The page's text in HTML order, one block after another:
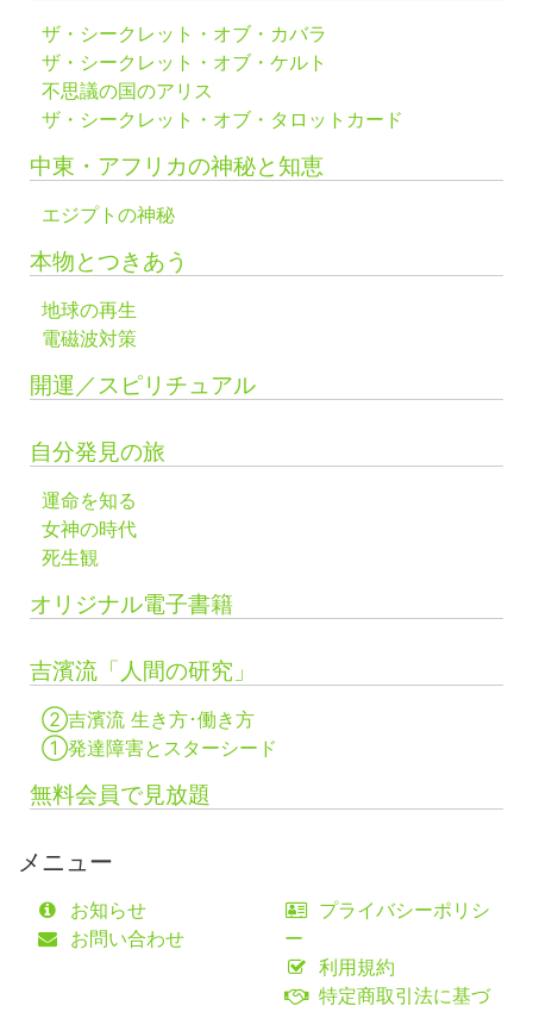
ザ・シークレット・オブ・カバラ
ザ・シークレット・オブ・ケルト
不思議の国のアリス
ザ・シークレット・オブ・タロットカード
中東・アフリカの神秘と知恵
エジプトの神秘
本物とつきあう
地球の再生
電磁波対策
開運／スピリチュアル
自分発見の旅
運命を知る
女神の時代
死生観
オリジナル電子書籍
吉濱流「人間の研究」
②吉濱流 生き方･働き方
①発達障害とスターシード
無料会員で見放題
メニュー
お知らせ
お問い合わせ
プライバシーポリシ
ー
利用規約
特定商取引法に基づ